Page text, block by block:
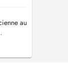
au